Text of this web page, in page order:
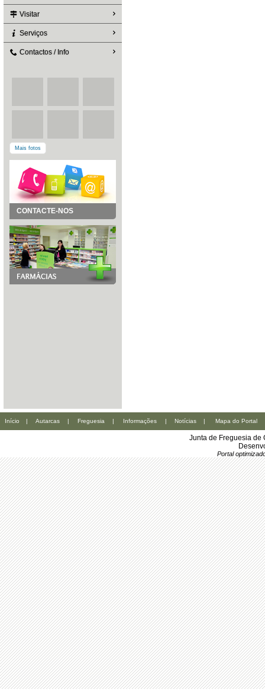
Visitar
Serviços
Contactos / Info
Mais fotos
CONTACTE-NOS
Início | Autarcas | Freguesia | Informações | Notícias | Mapa do Portal
Junta de Freguesia de
Portal